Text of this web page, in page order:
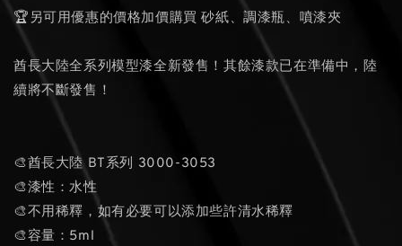
🏆另可用優惠的價格加價購買 砂紙、調漆瓶、噴漆夾
酋長大陸全系列模型漆全新發售！其餘漆款已在準備中，陸
續將不斷發售！
🎨酋長大陸 BT系列 3000-3053
🎨漆性：水性
🎨不用稀釋，如有必要可以添加些許清水稀釋
🎨容量：5ml